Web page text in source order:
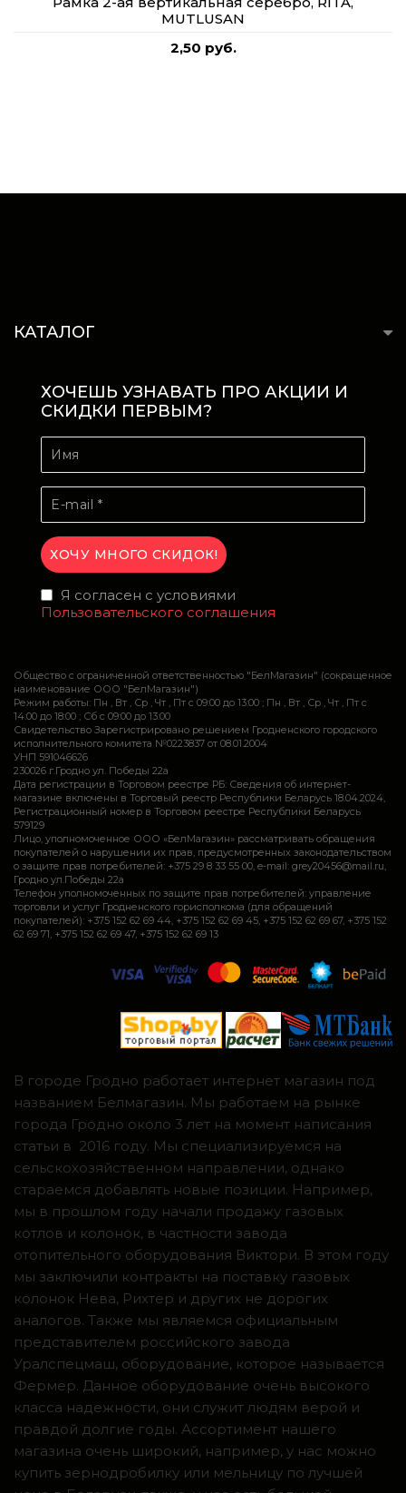
MUTLUSAN
2,50 руб.
КАТАЛОГ
ХОЧЕШЬ УЗНАВАТЬ ПРО АКЦИИ И
СКИДКИ ПЕРВЫМ?
Я согласен с условиями
Пользовательского соглашения
Общество с ограниченной ответственностью "БелМагазин" (сокращенное
наименование ООО "БелМагазин")
Режим работы: Пн , Вт , Ср , Чт , Пт c 09:00 до 13:00 ; Пн , Вт , Ср , Чт , Пт c
14:00 до 18:00 ; Сб c 09:00 до 13:00
Свидетельство Зарегистрировано решением Гродненского городского
исполнительного комитета №0223837 от 08.01.2004
УНП 591046626
230026 г.Гродно ул. Победы 22а
Дата регистрации в Торговом реестре РБ: Сведения об интернет-
магазине включены в Торговый реестр Республики Беларусь 18.04.2024,
Регистрационный номер в Торговом реестре Республики Беларусь
579129
Лицо, уполномоченное ООО «БелМагазин» рассматривать обращения
покупателей о нарушении их прав, предусмотренных законодательством
о защите прав потребителей: +375 29 8 33 55 00, e-mail: grey20456@mail.ru,
Гродно ул.Победы 22а
Телефон уполномоченных по защите прав потребителей: управление
торговли и услуг Гродненского горисполкома (для обращений
покупателей): +375 152 62 69 44, +375 152 62 69 45, +375 152 62 69 67, +375 152
62 69 71, +375 152 62 69 47, +375 152 62 69 13
В городе Гродно работает интернет магазин под
названием Белмагазин. Мы работаем на рынке
города Гродно около 3 лет на момент написания
статьи в 2016 году. Мы специализируемся на
сельскохозяйственном направлении, однако
стараемся добавлять новые позиции. Например,
мы в прошлом году начали продажу газовых
котлов и колонок, в частности завода
отопительного оборудования Виктори. В этом году
мы заключили контракты на поставку газовых
колонок Нева, Рихтер и других не дорогих
аналогов. Также мы являемся официальным
представителем российского завода
Уралспецмаш, оборудование, которое называется
Фермер. Данное оборудование очень высокого
класса надежности, они служит людям верой и
правдой долгие годы. Ассортимент нашего
магазина очень широкий, например, у нас можно
купить зернодробилку или мельницу по лучшей